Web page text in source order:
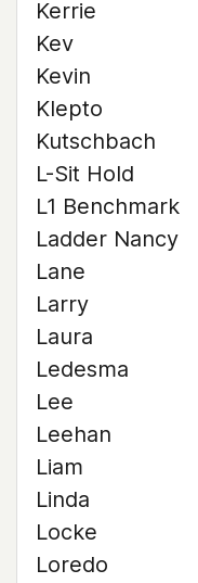
Kerrie
Kev
Kevin
Klepto
Kutschbach
L-Sit Hold
L1 Benchmark
Ladder Nancy
Lane
Larry
Laura
Ledesma
Lee
Leehan
Liam
Linda
Locke
Loredo